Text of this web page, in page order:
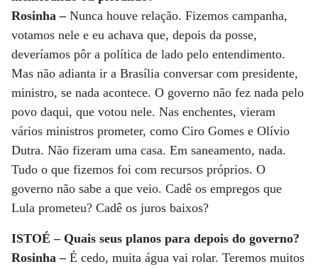
Rosinha –Nunca houve relação. Fizemos campanha,
votamos nele e eu achava que, depois da posse,
deveríamos pôr a política de lado pelo entendimento.
Mas não adianta ir a Brasília conversar com presidente,
ministro, se nada acontece. O governo não fez nada pelo
povo daqui, que votou nele. Nas enchentes, vieram
vários ministros prometer, como Ciro Gomes e Olívio
Dutra. Não fizeram uma casa. Em saneamento, nada.
Tudo o que fizemos foi com recursos próprios. O
governo não sabe a que veio. Cadê os empregos que
Lula prometeu? Cadê os juros baixos?
ISTOÉ – Quais seus planos para depois do governo?
Rosinha –É cedo, muita água vai rolar. Teremos muitos